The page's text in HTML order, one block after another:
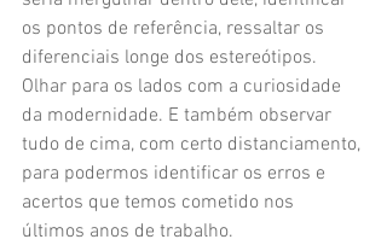
os pontos de referência, ressaltar os
diferenciais longe dos estereótipos.
Olhar para os lados com a curiosidade
da modernidade. E também observar
tudo de cima, com certo distanciamento,
para podermos identificar os erros e
acertos que temos cometido nos
últimos anos de trabalho.